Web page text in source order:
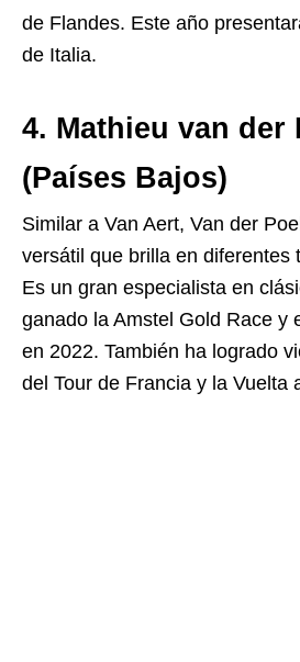
de Flandes. Este año
de Italia.
4. Mathieu van der
(Países Bajos)
Similar a Van Aert, Van der
versátil que brilla en diferentes
Es un gran especialista en
ganado la Amstel Gold Race y
en 2022. También ha logrado
del Tour de Francia y la Vuelta